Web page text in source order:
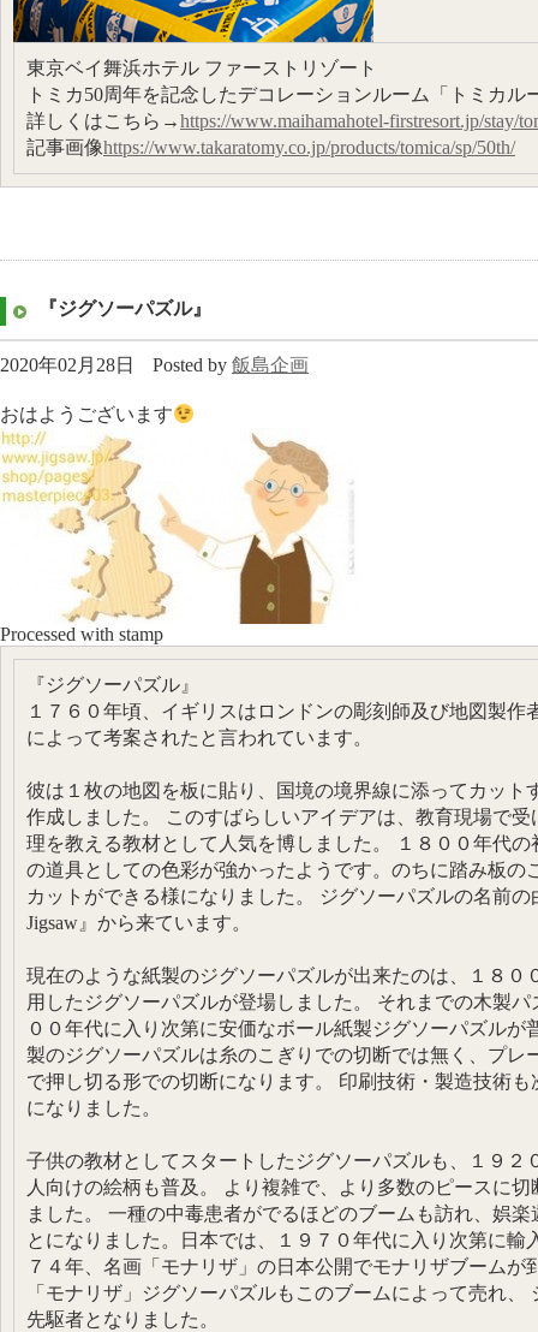
東京ベイ舞浜ホテル ファーストリゾート
トミカ50周年を記念したデコレーションルーム「トミカル
詳しくはこちら→https://www.maihamahotel-firstresort.jp/stay/
記事画像https://www.takaratomy.co.jp/products/tomica/sp/50th/
『ジグソーパズル』
2020年02月28日 Posted by 飯島企画
おはようございます
Processed with stamp
『ジグソーパズル』
１７６０年頃、イギリスはロンドンの彫刻師及び地図製作
によって考案されたと言われています。
彼は１枚の地図を板に貼り、国境の境界線に添ってカット
作成しました。 このすばらしいアイデアは、教育現場で
理を教える教材として人気を博しました。 １８００年代
の道具としての色彩が強かったようです。のちに踏み板の
カットができる様になりました。 ジグソーパズルの名前
Jigsaw』から来ています。
現在のような紙製のジグソーパズルが出来たのは、１８０
用したジグソーパズルが登場しました。 それまでの木製
００年代に入り次第に安価なボール紙製ジグソーパズルが
製のジグソーパズルは糸のこぎりでの切断では無く、プレ
で押し切る形での切断になります。 印刷技術・製造技術
になりました。
子供の教材としてスタートしたジグソーパズルも、１９２
人向けの絵柄も普及。 より複雑で、より多数のピースに
ました。 一種の中毒患者がでるほどのブームも訪れ、娯
とになりました。日本では、１９７０年代に入り次第に輸
７４年、名画「モナリザ」の日本公開でモナリザブームが
「モナリザ」ジグソーパズルもこのブームによって売れ
先駆者となりました。